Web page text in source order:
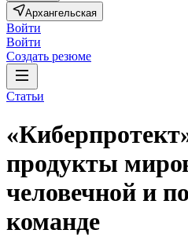
Архангельская
Войти
Войти
Создать резюме
Статьи
продукты
человечной и
команде